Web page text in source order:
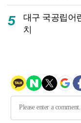
5
대구 국공립어
치